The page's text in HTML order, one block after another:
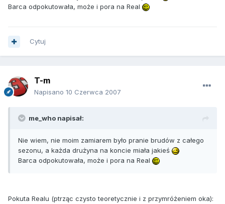
Barca odpokutowała, może i pora na Real
Cytuj
T-m
Napisano 10 Czerwca 2007
me_who napisał:
Nie wiem, nie moim zamiarem było pranie brudów z całego
sezonu, a każda drużyna na koncie miała jakieś
Barca odpokutowała, może i pora na Real
Pokuta Realu (ptrząc czysto teoretycznie i z przymróżeniem oka):